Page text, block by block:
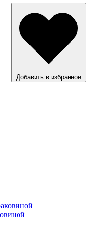
ВСЕ ТОВАРЫ
Добавить в избранное